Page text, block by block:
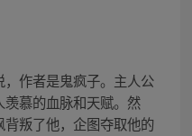
，作者是鬼疯子。主人公
慕的血脉和天赋。然
叛了他，企图夺取他的